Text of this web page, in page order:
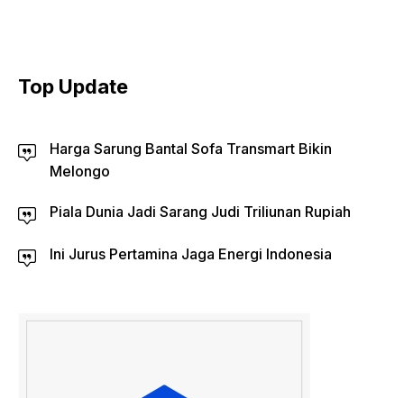
Top Update
Harga Sarung Bantal Sofa Transmart Bikin
Melongo
Piala Dunia Jadi Sarang Judi Triliunan Rupiah
Ini Jurus Pertamina Jaga Energi Indonesia